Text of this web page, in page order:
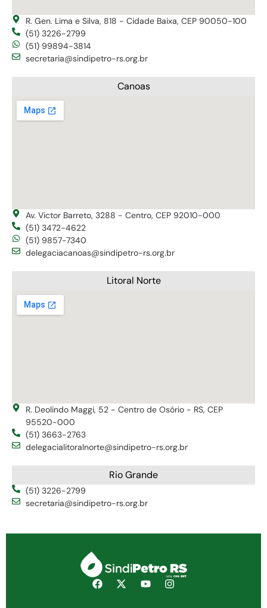
R. Gen. Lima e Silva, 818 - Cidade Baixa, CEP 90050-100
(51) 3226-2799
(51) 99894-3814
secretaria@sindipetro-rs.org.br
Canoas
Av. Victor Barreto, 3288 - Centro, CEP 92010-000
(51) 3472-4622
(51) 9857-7340
delegaciacanoas@sindipetro-rs.org.br
Litoral Norte
R. Deolindo Maggi, 52 - Centro de Osório - RS, CEP
95520-000
(51) 3663-2763
delegacialitoralnorte@sindipetro-rs.org.br
Rio Grande
(51) 3226-2799
secretaria@sindipetro-rs.org.br